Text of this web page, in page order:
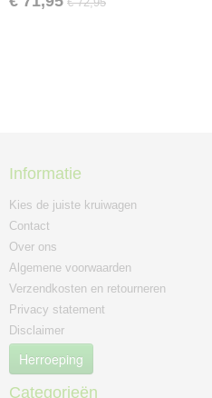
Informatie
Kies de juiste kruiwagen
Contact
Over ons
Algemene voorwaarden
Verzendkosten en retourneren
Privacy statement
Disclaimer
Herroeping
Categorieën